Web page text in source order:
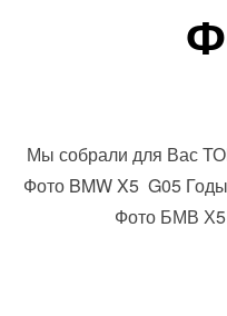
Мы собрали для Вас
Фото BMW X5 G05
Фото БМВ Х5